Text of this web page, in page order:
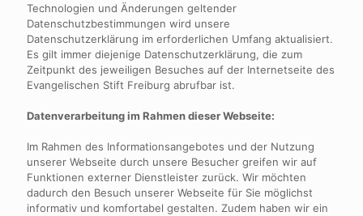
Technologien und Änderungen geltender
Datenschutzbestimmungen wird unsere
Datenschutzerklärung im erforderlichen Umfang aktualisiert.
Es gilt immer diejenige Datenschutzerklärung, die zum
Zeitpunkt des jeweiligen Besuches auf der Internetseite des
Evangelischen Stift Freiburg abrufbar ist.
Datenverarbeitung im Rahmen dieser Webseite:
Im Rahmen des Informationsangebotes und der Nutzung
unserer Webseite durch unsere Besucher greifen wir auf
Funktionen externer Dienstleister zurück. Wir möchten
dadurch den Besuch unserer Webseite für Sie möglichst
informativ und komfortabel gestalten. Zudem haben wir ein